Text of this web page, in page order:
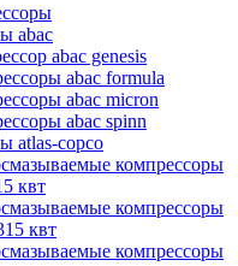
abac
abac genesis
abac formula
abac micron
abac spinn
atlas-copco
компрессоры
квт
компрессоры
квт
компрессоры